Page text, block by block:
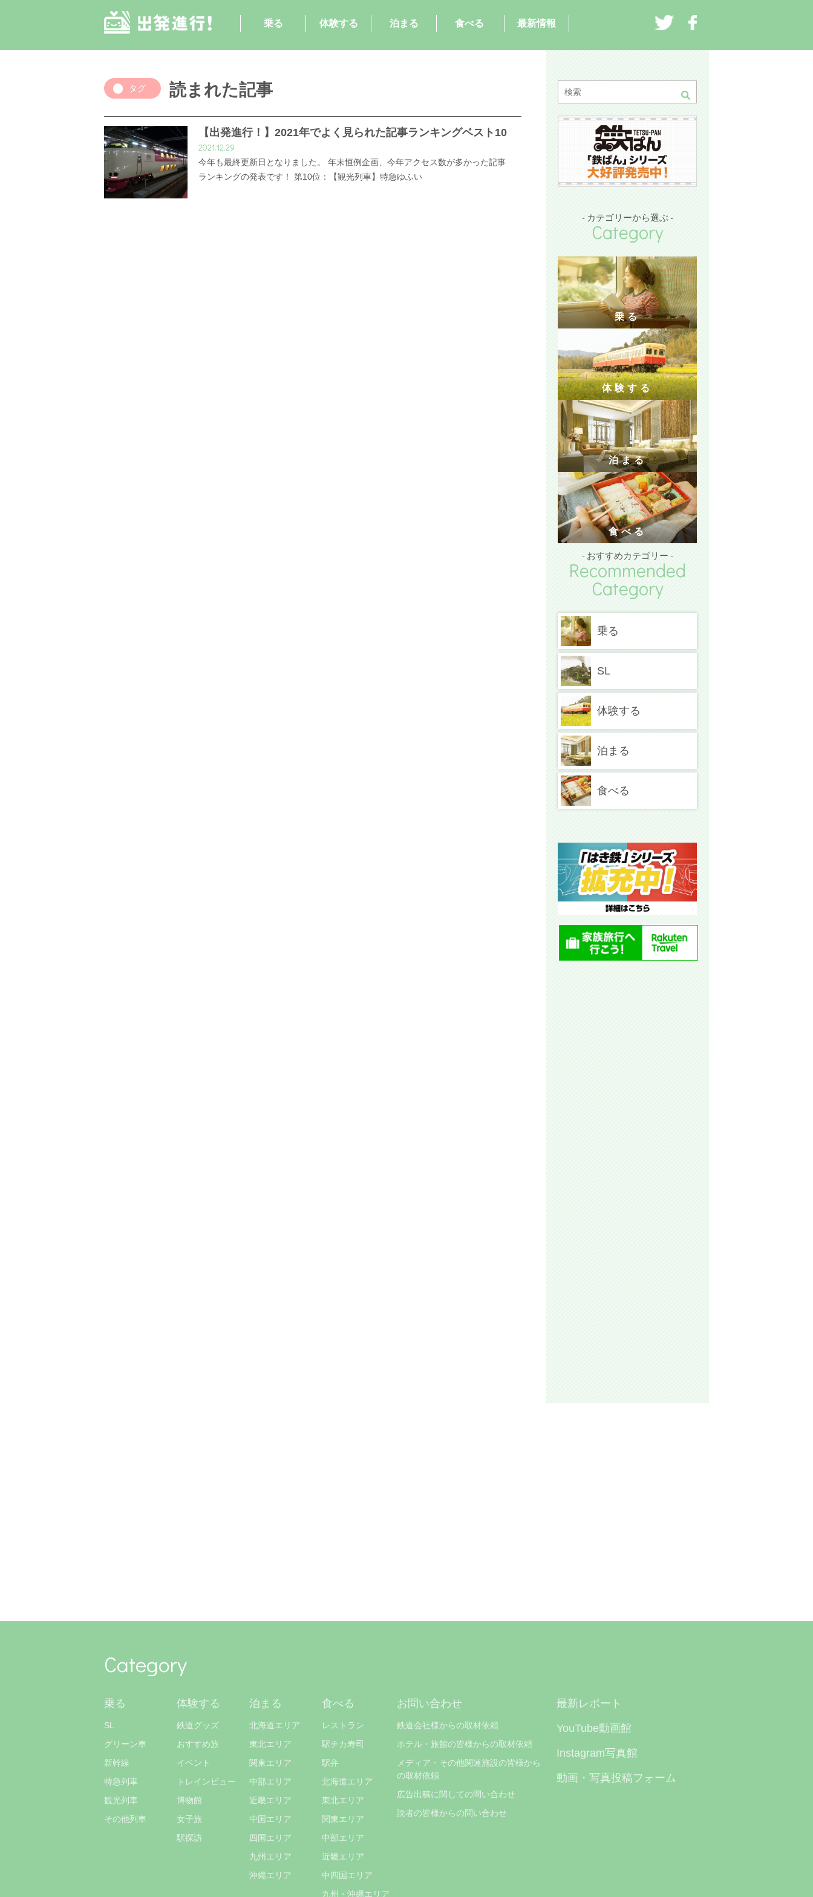
乗る 体験する 泊まる 食べる 最新情報
タグ 読まれた記事
【出発進行！】2021年でよく見られた記事ランキングベスト10
2021.12.29
今年も最終更新日となりました。 年末恒例企画、今年アクセス数が多かった記事
ランキングの発表です！ 第10位：【観光列車】特急ゆふい
- カテゴリーから選ぶ -
Category
乗る
体験する
泊まる
食べる
- おすすめカテゴリー -
Recommended
Category
乗る
SL
体験する
泊まる
食べる
Category
乗る
SL
グリーン車
新幹線
特急列車
観光列車
その他列車
体験する
鉄道グッズ
おすすめ旅
イベント
トレインビュー
博物館
女子旅
駅探訪
泊まる
北海道エリア
東北エリア
関東エリア
中部エリア
近畿エリア
中国エリア
四国エリア
九州エリア
沖縄エリア
食べる
レストラン
駅チカ寿司
駅弁
北海道エリア
東北エリア
関東エリア
中部エリア
近畿エリア
中四国エリア
九州・沖縄エリア
お問い合わせ
鉄道会社様からの取材依頼
ホテル・旅館の皆様からの取材依頼
メディア・その他関連施設の皆様から
の取材依頼
広告出稿に関しての問い合わせ
読者の皆様からの問い合わせ
最新レポート
YouTube動画館
Instagram写真館
動画・写真投稿フォーム